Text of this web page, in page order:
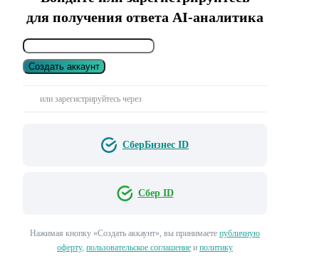
для получения ответа AI-аналитика
Создать аккаунт
или зарегистрируйтесь через
СберБизнес ID
Сбер ID
Нажимая кнопку «Создать аккаунт», вы принимаете публичную
оферту, пользовательское соглашение и политику